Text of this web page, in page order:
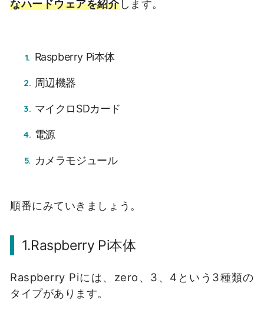
なハードウェアを紹介します。
Raspberry Pi本体
周辺機器
マイクロSDカード
電源
カメラモジュール
順番にみていきましょう。
1.Raspberry Pi本体
Raspberry Piには、zero、3、4という3種類の
タイプがあります。